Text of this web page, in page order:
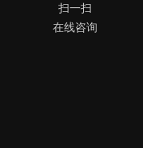
扫一扫
在线咨询